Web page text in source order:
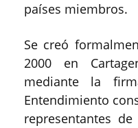
países miembros.
Se creó
2000 en
mediante la
Entendimiento
representantes